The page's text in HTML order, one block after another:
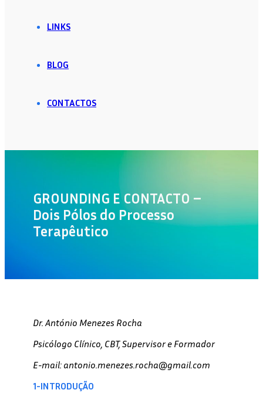
LINKS
BLOG
CONTACTOS
GROUNDING E CONTACTO –
Dois Pólos do Processo
Terapêutico
Dr. António Menezes Rocha
Psicólogo Clínico, CBT, Supervisor e Formador
E-mail: antonio.menezes.rocha@gmail.com
1-INTRODUÇÃO